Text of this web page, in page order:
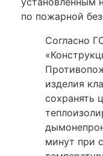
по пожарной
Согласно
изделия
сохранять
минут при